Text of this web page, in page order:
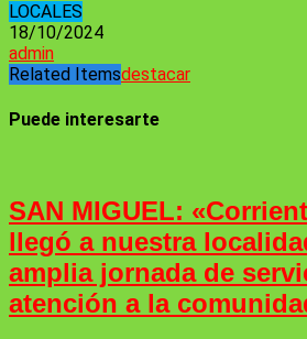
LOCALES
18/10/2024
admin
Related Itemsdestacar
Puede interesarte
SAN MIGUEL:
llegó a nuestra
amplia jornada de
atención a la